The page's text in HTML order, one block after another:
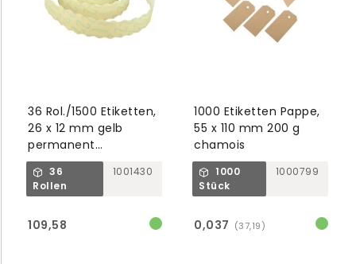
36 Rol./1500 Etiketten,
26 x 12 mm gelb
permanent
Gummierung 2
36
Rollen
1001430
109,58
1000 Etiketten Pappe,
55 x 110 mm 200 g
chamois
1000
Stück
1000799
0,037 (37,19)